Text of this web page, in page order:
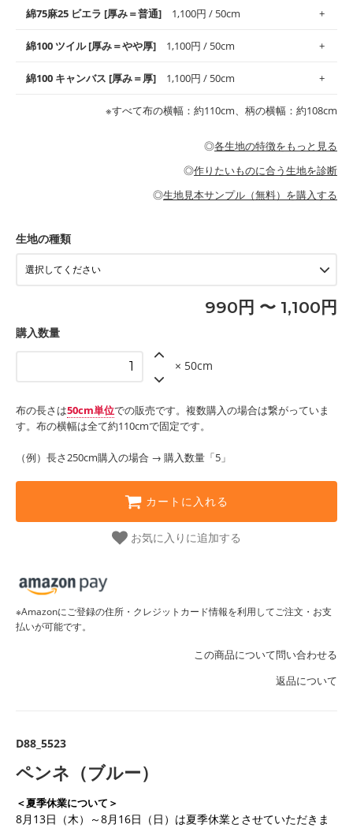
般にお使いいただけます。
※レッスンバッグ、上履き袋などの通園通学グッズにはツイル生
・布団カバーなどの寝具、カーテン
柔らかくふんわりとした肌触りが特徴です。ベビー用品やハンカ
チなど直接肌に触れるアイテムに最適です。高い吸湿性・通気性
す。
・スタイ、おくるみなどのベビーグッズ
・ブラウス、チュニック、ワンピースなどの洋服
・パジャマなどの寝具
上質で薄手の平織りの生地です。軽やかさとなめらかな手触りの
良さが魅力。透け感があるので、涼しげなトップスなどに最適で
・ブラウス、シャツ、チュニックなどのトップス
綿75麻25 ビエラ [厚み＝普通] 1,100円 / 50cm
コットン75％リネン25％の当店のビエラ生地は、オックス生地よ
りもふんわりとした柔らかい質感と適度な落ち感を感じられるの
綿100 ツイル [厚み＝やや厚] 1,100円 / 50cm
綾織りの生地です。しっかりとした張りと厚みがありながらも柔
らかいのが特徴です。生地の厚みは中厚手です。1枚でも透け感
・カーテン、エプロン、テーブルクロスなどの暮らしのアイテム
・パンツ、タックスカートなどのボトムス
もっと詳しく見る
綿100 キャンバス [厚み＝厚] 1,100円 / 50cm
耐久性があります。トートバッグ・ポーチ・ペンケースなどの布
小物、インテリア用品に向いています。
・工作用エプロン
もっと詳しく見る
※すべて布の横幅：約110cm、柄の横幅：約108cm
◎各生地の特徴をもっと見る
◎作りたいものに合う生地を診断
◎生地見本サンプル（無料）を購入する
生地の種類
990円 〜 1,100円
購入数量
× 50cm
布の長さは50cm単位での販売です。複数購入の場合は繋がっていま
す。布の横幅は全て約110cmで固定です。
（例）長さ250cm購入の場合 → 購入数量「5」
カートに入れる
お気に入りに追加する
※Amazonにご登録の住所・クレジットカード情報を利用してご注文・お支
払いが可能です。
この商品について問い合わせる
返品について
D88_5523
ペンネ（ブルー）
＜夏季休業について＞
8月13日（木）～8月16日（日）は夏季休業とさせていただきま